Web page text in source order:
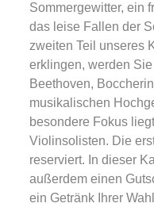
Sommergewitter, ein
das leise Fallen der
zweiten Teil unseres
erklingen, werden
Beethoven,
musikalischen
besondere Fokus
Violinsolisten. Die
reserviert. In dieser
außerdem einen
ein Getränk Ihrer